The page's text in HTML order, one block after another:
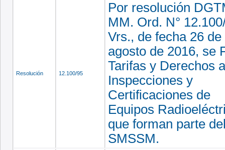
Resolución 12.100/95
Por resolución
MM. Ord. N°
Vrs., de fecha 26 de
agosto de 2016, se
Tarifas y Derechos a
Inspecciones y
Certificaciones de
Equipos
que forman parte
SMSSM.